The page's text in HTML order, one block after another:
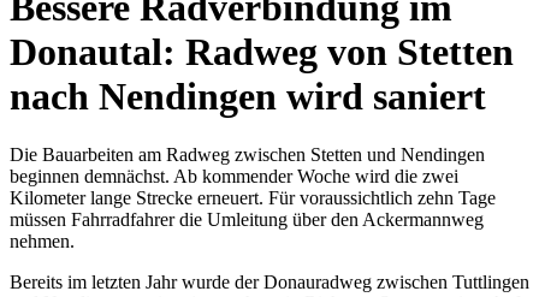
Donautal: Radweg von Stetten
nach Nendingen wird saniert
Die Bauarbeiten am Radweg zwischen Stetten und Nendingen
beginnen demnächst. Ab kommender Woche wird die zwei
Kilometer lange Strecke erneuert. Für voraussichtlich zehn Tage
müssen Fahrradfahrer die Umleitung über den Ackermannweg
nehmen.
Bereits im letzten Jahr wurde der Donauradweg zwischen Tuttlingen